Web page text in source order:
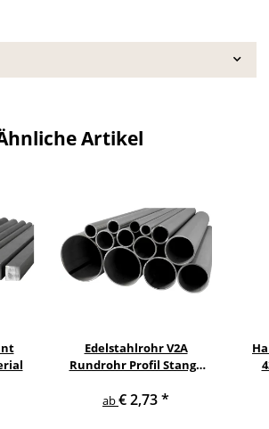
Artikel
Edelstahlrohr V2A
Rundrohr Profil Stange
Durchmessern
ab€ 2,73*